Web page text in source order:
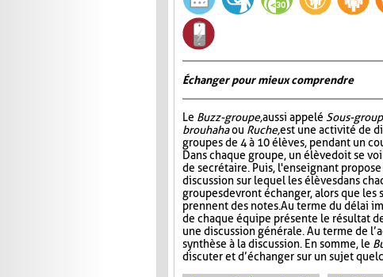
Échanger pour mieux comprendre
Le Buzz-groupe,aussi appelé Sous-
brouhahaou Ruche,est une activité de
groupes de 4 à 10 élèves, pendant un
Dans chaque groupe, un élève doit se
de secrétaire. Puis, l'enseignant
discussion sur lequel les élèves dans
groupes devront échanger, alors que les
prennent des notes. Au terme du délai
de chaque équipe présente le résultat
une discussion générale. Au terme de
synthèse à la discussion. En somme, le
discuter et d’échanger sur un sujet